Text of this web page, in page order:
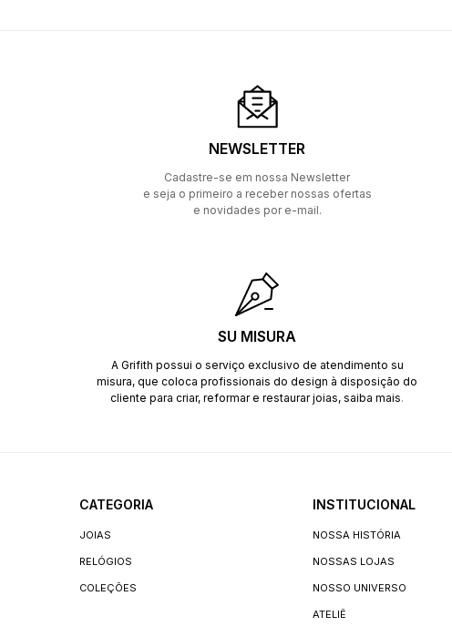
NEWSLETTER
Cadastre-se em nossa Newsletter
e seja o primeiro a receber nossas ofertas
e novidades por e-mail.
SU MISURA
A Grifith possui o serviço exclusivo de atendimento su
misura, que coloca profissionais do design à disposição do
cliente para criar, reformar e restaurar joias, saiba mais.
CATEGORIA
JOIAS
RELÓGIOS
COLEÇÕES
INSTITUCIONAL
NOSSA HISTÓRIA
NOSSAS LOJAS
NOSSO UNIVERSO
ATELIÊ